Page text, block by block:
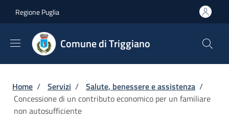
Regione Puglia
Comune di Triggiano
Briciole di pane
Home / Servizi / Salute, benessere e assistenza /
Concessione di un contributo economico per un familiare
non autosufficiente